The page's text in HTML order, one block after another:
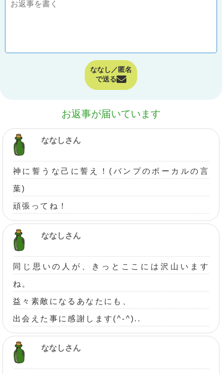
ななし／匿名
で送る
お返事が届いています
ななしさん
神に誓うな己に誓え！(バンプのボーカルの言
葉)
頑張ってね！
ななしさん
同じ思いの人が、きっとここには沢山います
ね。
益々素敵になるあなたにも、
出会えた事に感謝します(^-^)..
ななしさん